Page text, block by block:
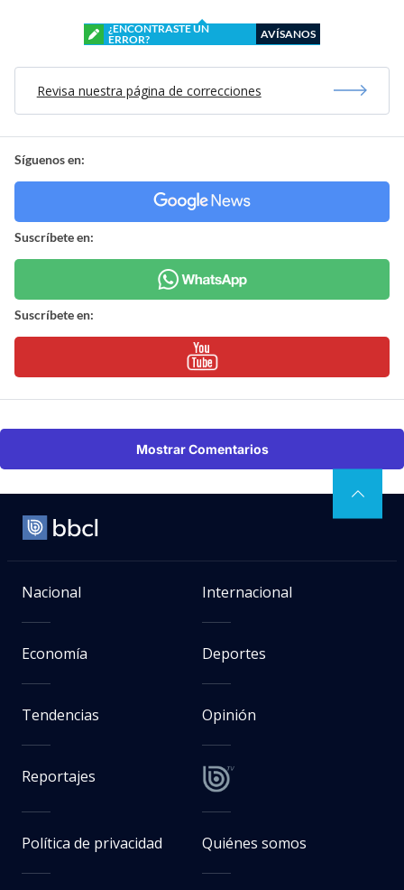
¿ENCONTRASTE UN
ERROR?
AVÍSANOS
Revisa nuestra página de correcciones
Síguenos en:
Suscríbete en:
Suscríbete en:
Mostrar Comentarios
Nacional Internacional
Economía Deportes
Tendencias Opinión
Reportajes
Política de privacidad Quiénes somos